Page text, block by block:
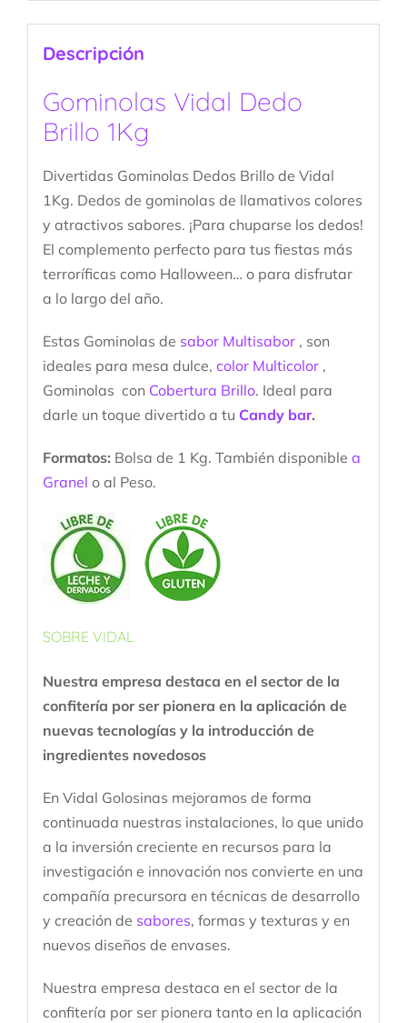
Descripción
Gominolas Vidal Dedo
Brillo 1Kg
Divertidas Gominolas Dedos Brillo de Vidal
1Kg. Dedos de gominolas de llamativos colores
y atractivos sabores. ¡Para chuparse los dedos!
El complemento perfecto para tus fiestas más
terroríficas como Halloween… o para disfrutar
a lo largo del año.
Estas Gominolas de sabor Multisabor, son
ideales para mesa dulce, color Multicolor,
Gominolas con Cobertura Brillo. Ideal para
darle un toque divertido a tu Candy bar.
Formatos: Bolsa de 1 Kg. También disponible a
Granel o al Peso.
SOBRE VIDAL
Nuestra empresa destaca en el sector de la
confitería por ser pionera en la aplicación de
nuevas tecnologías y la introducción de
ingredientes novedosos
En Vidal Golosinas mejoramos de forma
continuada nuestras instalaciones, lo que unido
a la inversión creciente en recursos para la
investigación e innovación nos convierte en una
compañía precursora en técnicas de desarrollo
y creación de sabores, formas y texturas y en
nuevos diseños de envases.
Nuestra empresa destaca en el sector de la
confitería por ser pionera tanto en la aplicación